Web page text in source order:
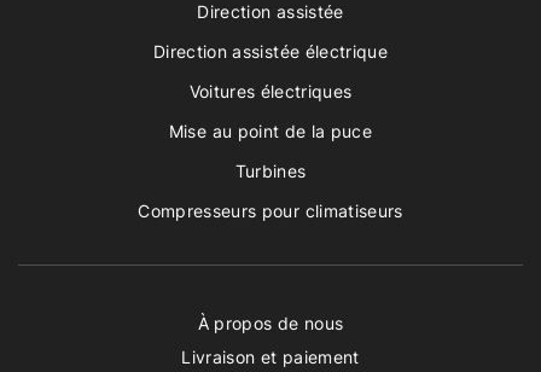
Direction assistée
Direction assistée électrique
Voitures électriques
Mise au point de la puce
Turbines
Compresseurs pour climatiseurs
À propos de nous
Livraison et paiement